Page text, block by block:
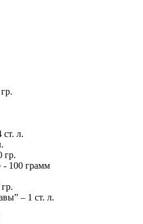
ст. л.
гр.
100 грамм
– 1 ст. л.